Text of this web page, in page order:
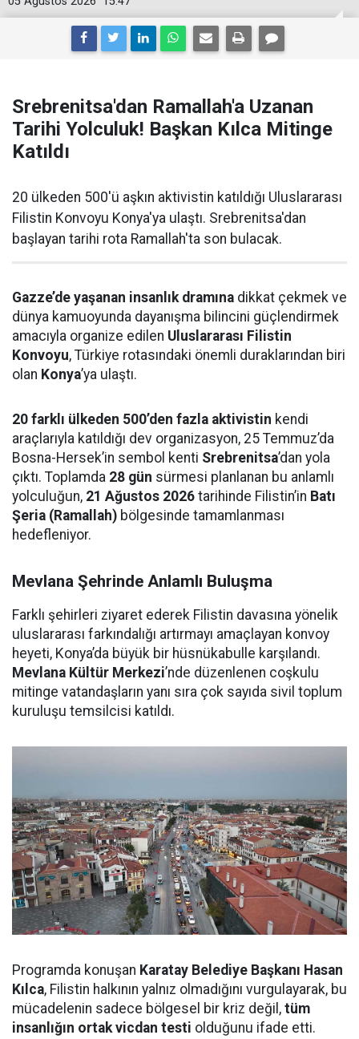
Srebrenitsa'dan Ramallah'a Uzanan
Tarihi Yolculuk! Başkan Kılca Mitinge
Katıldı
20 ülkeden 500'ü aşkın aktivistin katıldığı Uluslararası
Filistin Konvoyu Konya'ya ulaştı. Srebrenitsa'dan
başlayan tarihi rota Ramallah'ta son bulacak.
Gazze’de yaşanan insanlık dramına dikkat çekmek ve
dünya kamuoyunda dayanışma bilincini güçlendirmek
amacıyla organize edilen Uluslararası Filistin
Konvoyu, Türkiye rotasındaki önemli duraklarından biri
olan Konya’ya ulaştı.
20 farklı ülkeden 500’den fazla aktivistin kendi
araçlarıyla katıldığı dev organizasyon, 25 Temmuz’da
Bosna-Hersek’in sembol kenti Srebrenitsa’dan yola
çıktı. Toplamda 28 gün sürmesi planlanan bu anlamlı
yolculuğun, 21 Ağustos 2026 tarihinde Filistin’in Batı
Şeria (Ramallah) bölgesinde tamamlanması
hedefleniyor.
Mevlana Şehrinde Anlamlı Buluşma
Farklı şehirleri ziyaret ederek Filistin davasına yönelik
uluslararası farkındalığı artırmayı amaçlayan konvoy
heyeti, Konya’da büyük bir hüsnükabulle karşılandı.
Mevlana Kültür Merkezi’nde düzenlenen coşkulu
mitinge vatandaşların yanı sıra çok sayıda sivil toplum
kuruluşu temsilcisi katıldı.
Programda konuşan Karatay Belediye Başkanı Hasan
Kılca, Filistin halkının yalnız olmadığını vurgulayarak, bu
mücadelenin sadece bölgesel bir kriz değil, tüm
insanlığın ortak vicdan testi olduğunu ifade etti.